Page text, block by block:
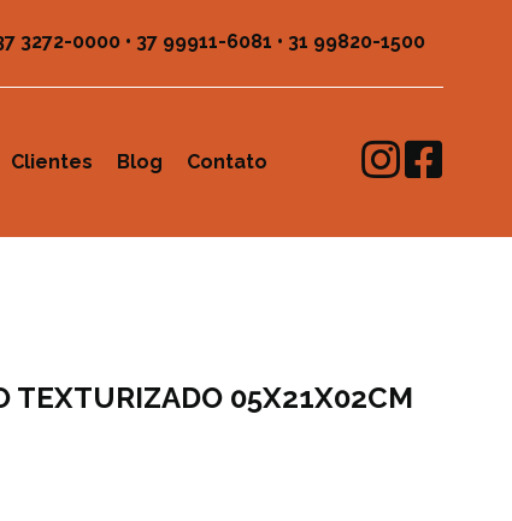
3272-0000• 37 99911-6081 • 31 99820-1500
Clientes Blog Contato
TEXTURIZADO 05X21X02CM